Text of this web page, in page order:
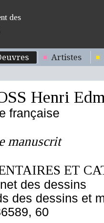
des
Artistes
Henri
française
manuscrit
ET
des dessins
des dessins et
60